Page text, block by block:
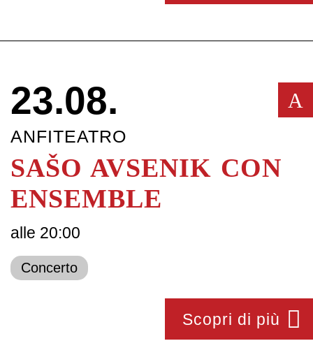
23.08. A
ANFITEATRO
SAŠO AVSENIK CON
ENSEMBLE
alle 20:00
Concerto
Scopri di più